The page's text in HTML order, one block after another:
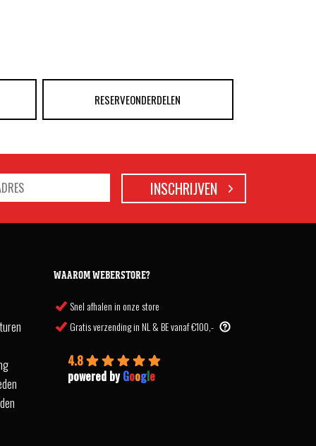
RESERVEONDERDELEN
WAAROM WEBERSTORE?
Snel afhalen in onze store
Gratis verzending in NL & BE vanaf €100,-
4.8
powered byGoogle